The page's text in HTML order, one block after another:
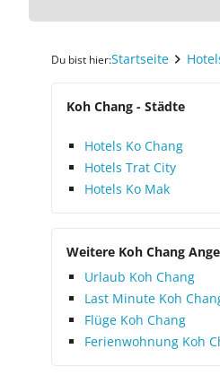
Du bist hier:Startseite
Koh Chang - Städte
Hotels Ko Chang
Hotels Trat City
Hotels Ko Mak
Weitere Koh Chang
Urlaub Koh Chang
Last Minute Koh
Flüge Koh Chang
Ferienwohnung Koh